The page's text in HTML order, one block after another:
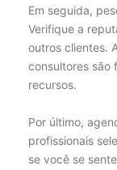
Em seguida,
Verifique a
outros clientes.
consultores são
recursos.
Por último,
profissionais
se você se